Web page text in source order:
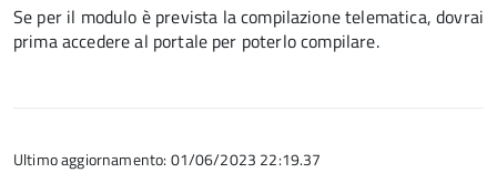
Se per il modulo è prevista la compilazione telematica, dovrai
prima accedere al portale per poterlo compilare.
Ultimo aggiornamento: 01/06/2023 22:19.37